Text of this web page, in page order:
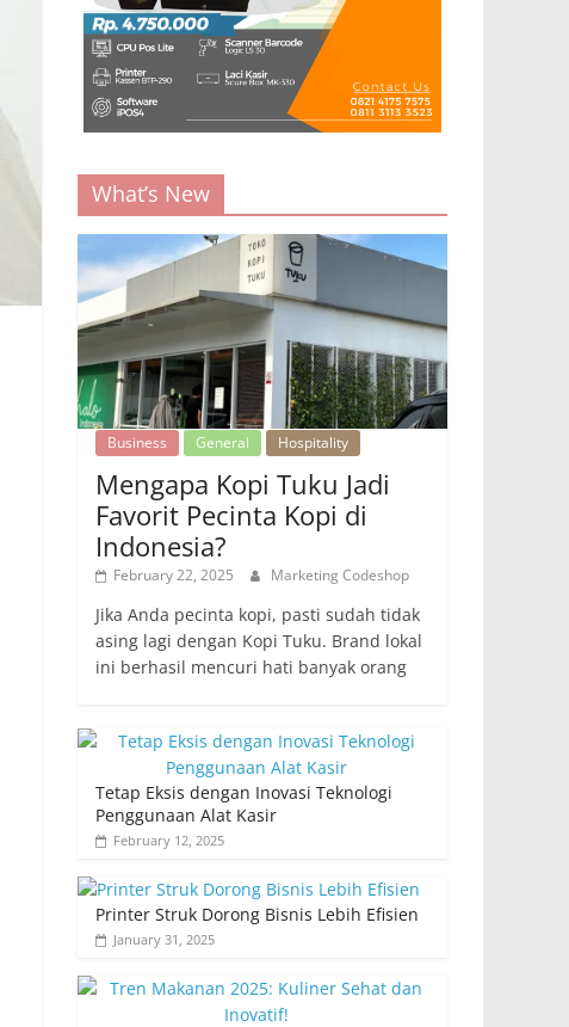
What’s New
Business General Hospitality
Mengapa Kopi Tuku Jadi
Favorit Pecinta Kopi di
Indonesia?
February 22, 2025 Marketing Codeshop
Jika Anda pecinta kopi, pasti sudah tidak
asing lagi dengan Kopi Tuku. Brand lokal
ini berhasil mencuri hati banyak orang
Tetap Eksis dengan Inovasi Teknologi
Penggunaan Alat Kasir
February 12, 2025
Printer Struk Dorong Bisnis Lebih Efisien
January 31, 2025